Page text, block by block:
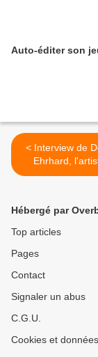
Auto-éditer son
< Interview de Dominique
Ehrhard,
création de jeux
Hébergé par
Top articles
Pages
Contact
Signaler un abus
C.G.U.
Cookies et